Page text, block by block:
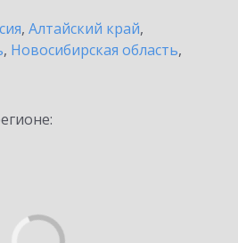
, Алтайский край,
, Новосибирская область,